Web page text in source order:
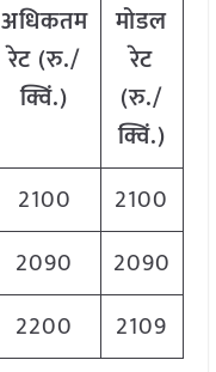
अधिकतम
रेट (रु./
क्विं.)
मोडल
रेट
(रु./
क्विं.)
2100
2100
2090
2090
2200 2109